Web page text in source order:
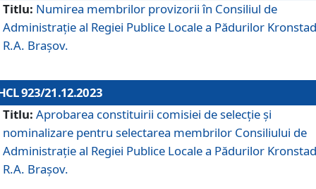
Titlu: Numirea membrilor provizorii în Consiliul de
Administraţie al Regiei Publice Locale a Pădurilor
R.A. Brașov.
923/21.12.2023
Titlu: Aprobarea constituirii comisiei de selecție și
nominalizare pentru selectarea membrilor Consiliului de
Administrație al Regiei Publice Locale a Pădurilor
R.A. Brașov.